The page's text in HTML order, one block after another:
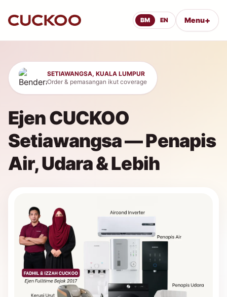
BM EN Menu+
SETIAWANGSA, KUALA LUMPUR
Order & pemasangan ikut coverage
Ejen CUCKOO
Setiawangsa — Penapis
Air, Udara & Lebih